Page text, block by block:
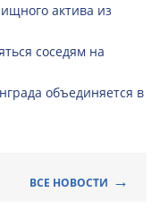
актива из
соседям на
объединяется в
ВСЕ НОВОСТИ